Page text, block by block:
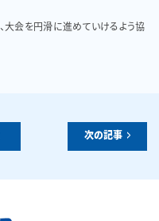
大会を円滑に進めていけるよう協
次の記事